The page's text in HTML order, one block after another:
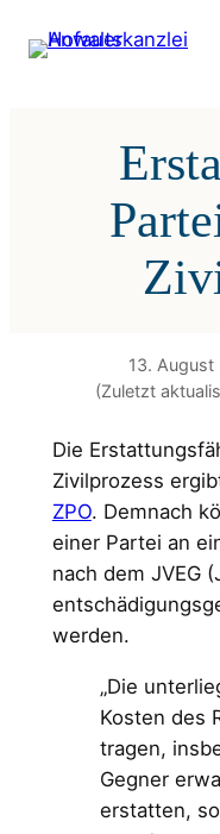
Inhalt
13. August
(Zuletzt
Die
Zivilprozess
ZPO. Demnach
einer Partei an
nach dem JVEG
werden.
„Die
Kosten des
tragen,
Gegner
erstatten,